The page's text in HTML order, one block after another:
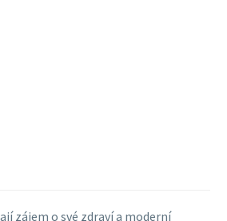
zájem o své zdraví a moderní